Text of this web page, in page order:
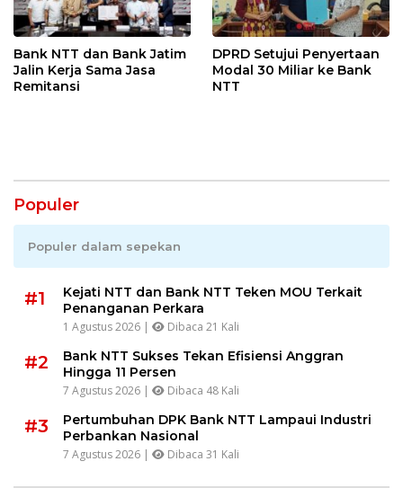
Bank NTT dan Bank Jatim
Jalin Kerja Sama Jasa
Remitansi
DPRD Setujui Penyertaan
Modal 30 Miliar ke Bank
NTT
Populer
Populer dalam sepekan
#1
Kejati NTT dan Bank NTT Teken MOU Terkait
Penanganan Perkara
1 Agustus 2026 | Dibaca 21 Kali
#2
Bank NTT Sukses Tekan Efisiensi Anggran
Hingga 11 Persen
7 Agustus 2026 | Dibaca 48 Kali
#3
Pertumbuhan DPK Bank NTT Lampaui Industri
Perbankan Nasional
7 Agustus 2026 | Dibaca 31 Kali